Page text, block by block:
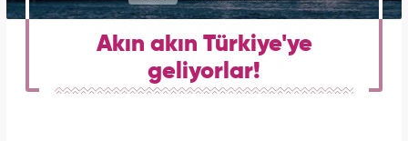
Akın akın Türkiye'ye
geliyorlar!